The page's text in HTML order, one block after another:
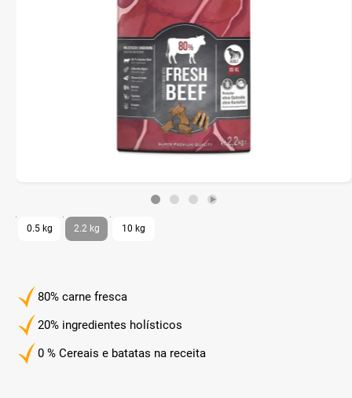
80% carne fresca
20% ingredientes holísticos
0 % Cereais e batatas na receita
0.5 kg 2.2 kg 10 kg